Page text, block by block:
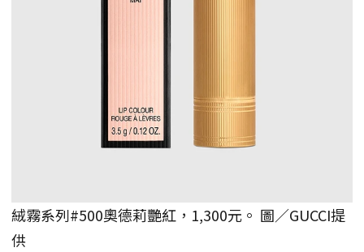
絨霧系列#500奧德莉艷紅，1,300元。 圖／GUCCI提
供